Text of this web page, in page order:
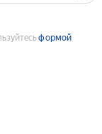
формой